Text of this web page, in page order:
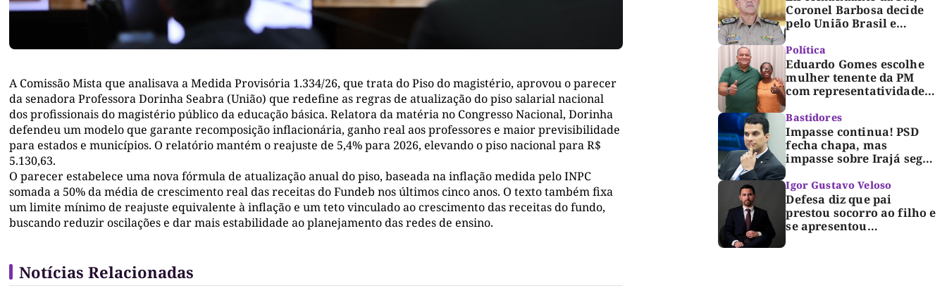
A Comissão Mista que analisava a Medida Provisória 1.334/26, que trata do Piso do magistério, aprovou o parecer
da senadora Professora Dorinha Seabra (União) que redefine as regras de atualização do piso salarial nacional
dos profissionais do magistério público da educação básica. Relatora da matéria no Congresso Nacional, Dorinha
defendeu um modelo que garante recomposição inflacionária, ganho real aos professores e maior previsibilidade
para estados e municípios. O relatório mantém o reajuste de 5,4% para 2026, elevando o piso nacional para R$
5.130,63.
O parecer estabelece uma nova fórmula de atualização anual do piso, baseada na inflação medida pelo INPC
somada a 50% da média de crescimento real das receitas do Fundeb nos últimos cinco anos. O texto também fixa
um limite mínimo de reajuste equivalente à inflação e um teto vinculado ao crescimento das receitas do fundo,
buscando reduzir oscilações e dar mais estabilidade ao planejamento das redes de ensino.
Notícias Relacionadas
Coronel Barbosa decide
pelo União Brasil e
Dorinha
Política
Eduardo Gomes escolhe
mulher tenente da PM
com representatividade e
para compor segunda
suplência ao Senado
Bastidores
Impasse continua! PSD
fecha chapa, mas
impasse sobre Irajá segue
TRE; Laurez diz que nome
dele não foi homologado
Igor Gustavo Veloso
Defesa diz que pai
prestou socorro ao filho e
se apresentou